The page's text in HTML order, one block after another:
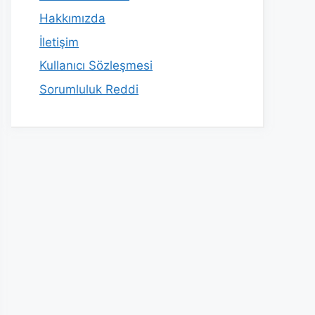
Hakkımızda
İletişim
Kullanıcı Sözleşmesi
Sorumluluk Reddi